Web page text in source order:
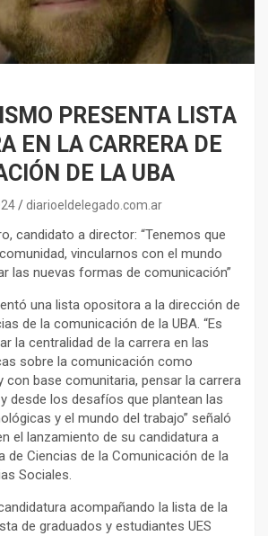
PRESENTA LISTA
EN LA CARRERA DE
DE LA UBA
diarioeldelegado.com.ar
candidato a director: “Tenemos que
vincularnos con el mundo
las nuevas formas de comunicación”
una lista opositora a la dirección de
de la comunicación de la UBA. “Es
la centralidad de la carrera en las
sobre la comunicación como
con base comunitaria, pensar la carrera
desde los desafíos que plantean las
y el mundo del trabajo” señaló
el lanzamiento de su candidatura a
de Ciencias de la Comunicación de la
Sociales.
acompañando la lista de la
de graduados y estudiantes UES